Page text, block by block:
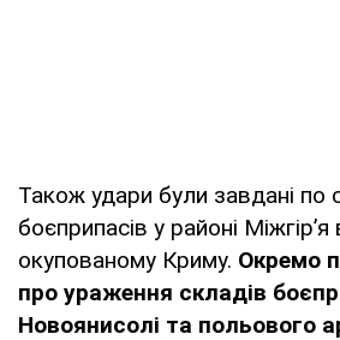
Також удари були завдані по
боєприпасів у районі
окупованому Криму. Окремо
про ураження складів
Новоянисолі та польового